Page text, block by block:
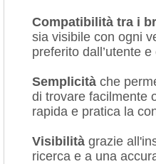
Compatibilità tra i
sia visibile con ogni
preferito dall’utente
Semplicità che
di trovare facilmente
rapida e pratica la
Visibilità grazie
ricerca e a una